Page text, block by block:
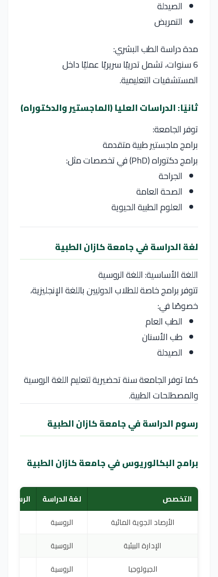
الصيدلة
التمريض
مدة دراسة الطب البشري:
6 سنوات، تشمل تدريبًا سريريًا عمليًا داخل
المستشفيات التعليمية.
ثانيًا: الدراسات العليا (الماجستير والدكتوراه)
توفر الجامعة:
برامج ماجستير طبية متقدمة
برامج دكتوراه (PhD) في تخصصات مثل:
الجراحة
الصحة العامة
العلوم الطبية الحيوية
لغة الدراسة في جامعة كازان الطبية
اللغة الأساسية: اللغة الروسية
تتوفر برامج خاصة للطلاب الدوليين باللغة الإنجليزية،
خصوصًا في:
الطب العام
طب الأسنان
الصيدلة
كما توفر الجامعة سنة تحضيرية لتعليم اللغة الروسية
والمصطلحات الطبية.
رسوم الدراسة في جامعة كازان الطبية
برامج البكالوريوس في جامعة كازان الطبية
التخصص لغة الدراسة
الرسوم
الأرصاد الجوية المائية
الروسية
الإدارة البيئية
الروسية
الجيولوجيا
الروسية